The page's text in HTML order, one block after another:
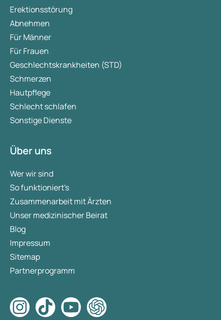
Erektionsstörung
Abnehmen
Für Männer
Für Frauen
Geschlechtskrankheiten (STD)
Schmerzen
Hautpflege
Schlecht schlafen
Sonstige Dienste
Über uns
Wer wir sind
So funktioniert's
Zusammenarbeit mit Ärzten
Unser medizinischer Beirat
Blog
Impressum
Sitemap
Partnerprogramm